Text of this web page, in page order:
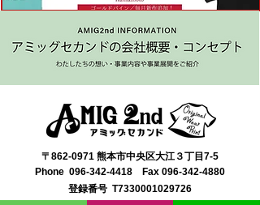
〒862-0971 熊本市中央区大江３丁目7-5
​Phone 096-342-4418 Fax 096-342-4880
登録番号 T7330001029726